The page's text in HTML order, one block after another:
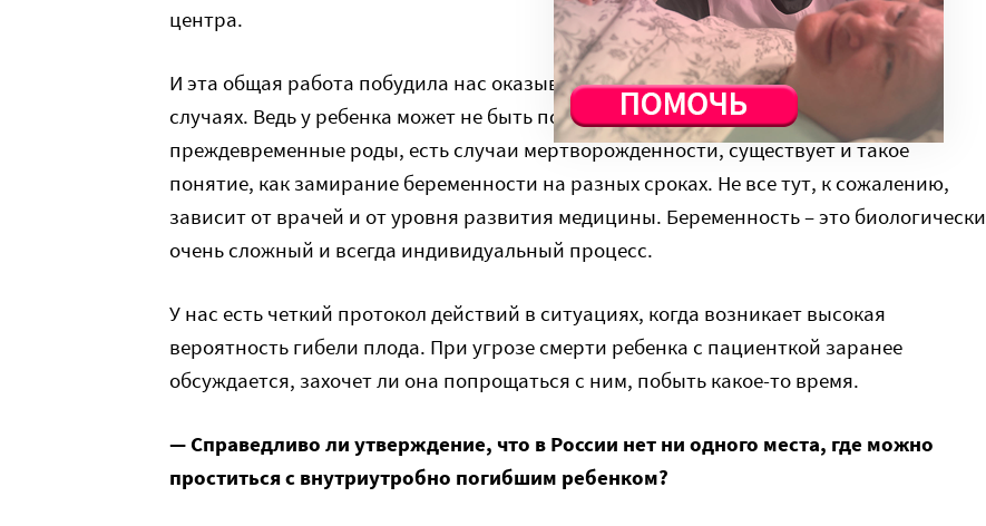
центра.
И эта общая работа побудила нас оказывать такую же помощь и в других тяжелых
случаях. Ведь у ребенка может не быть пороков развития, но могут случиться
преждевременные роды, есть случаи мертворожденности, существует и такое
понятие, как замирание беременности на разных сроках. Не все тут, к сожалению,
зависит от врачей и от уровня развития медицины. Беременность – это биологически
очень сложный и всегда индивидуальный процесс.
У нас есть четкий протокол действий в ситуациях, когда возникает высокая
вероятность гибели плода. При угрозе смерти ребенка с пациенткой заранее
обсуждается, захочет ли она попрощаться с ним, побыть какое-то время.
— Справедливо ли утверждение, что в России нет ни одного места, где можно
проститься с внутриутробно погибшим ребенком?